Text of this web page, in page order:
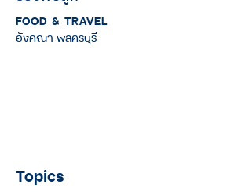
FOOD & TRAVEL
อังคณา พลครบุรี
Topics